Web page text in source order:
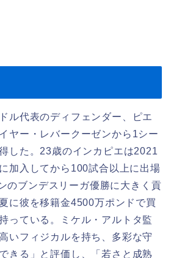
ル代表のディフェンダー、ピエ
ヤー・レバークーゼンから1シー
した。23歳のインカピエは2021
加入してから100試合以上に出場
のブンデスリーガ優勝に大きく貢
に彼を移籍金4500万ポンドで買
っている。ミケル・アルトタ監
いフィジカルを持ち、多彩な守
きる」と評価し、「若さと成熟